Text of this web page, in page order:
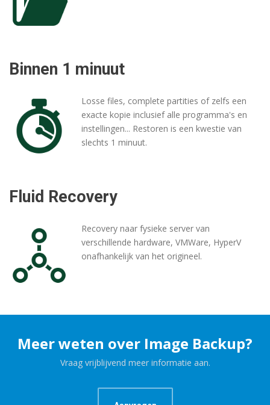
Binnen 1 minuut
Losse files, complete partities of zelfs een
exacte kopie inclusief alle programma's en
instellingen... Restoren is een kwestie van
slechts 1 minuut.
Fluid Recovery
Recovery naar fysieke server van
verschillende hardware, VMWare, HyperV
onafhankelijk van het origineel.
Meer weten over Image Backup?
Vraag vrijblijvend meer informatie aan.